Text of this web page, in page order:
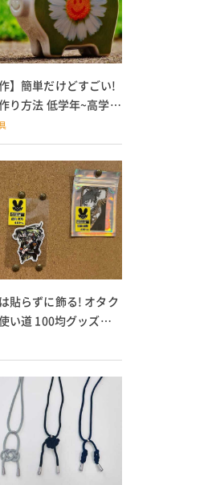
】簡単だけどすごい!
り方法 低学年~高学年
貼らずに飾る! オタク
い道 100均グッズで